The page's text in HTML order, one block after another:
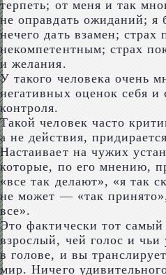
терпеть; от меня и так
не оправдать ожиданий; я
нечего дать взамен; страх
некомпетентным; страх
и желания.
У такого человека очень
негативных оценок себя и
контроля.
Такой человек часто
а не действия,
Настаивает на чужих
которые, по его мнению,
«все так делают», «я так
не может — «так
все».
Это фактически тот
взрослый, чей голос и чьи
в голове, и вы
мир. Ничего